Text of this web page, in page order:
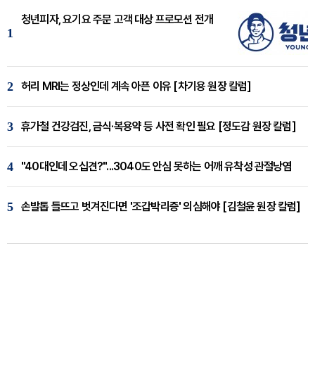
1
청년피자, 요기요 주문 고객 대상 프로모션 전개
2 허리 MRI는 정상인데 계속 아픈 이유 [차기용 원장 칼럼]
3 휴가철 건강검진, 금식·복용약 등 사전 확인 필요 [정도감 원장 칼럼]
4 "40대인데 오십견?"...3040도 안심 못하는 어깨 유착성 관절낭염
5 손발톱 들뜨고 벗겨진다면 '조갑박리증' 의심해야 [김철윤 원장 칼럼]